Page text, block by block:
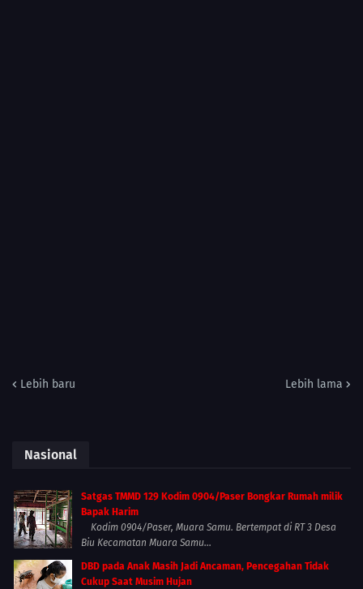
Lebih baru Lebih lama
Nasional
Satgas TMMD 129 Kodim 0904/Paser Bongkar Rumah milik
Bapak Harim
Kodim 0904/Paser, Muara Samu. Bertempat di RT 3 Desa
Biu Kecamatan Muara Samu...
DBD pada Anak Masih Jadi Ancaman, Pencegahan Tidak
Cukup Saat Musim Hujan